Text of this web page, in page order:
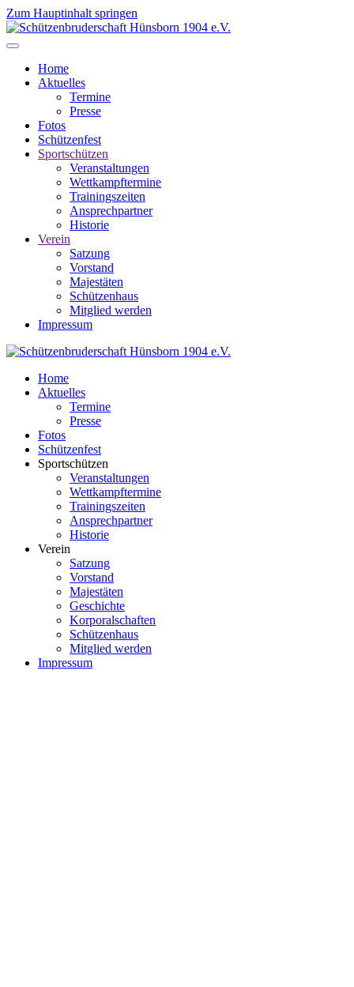
Zum Hauptinhalt springen
Home
Aktuelles
Termine
Presse
Fotos
Schützenfest
Sportschützen
Veranstaltungen
Wettkampftermine
Trainingszeiten
Ansprechpartner
Historie
Verein
Satzung
Vorstand
Majestäten
Schützenhaus
Mitglied werden
Impressum
Home
Aktuelles
Termine
Presse
Fotos
Schützenfest
Sportschützen
Veranstaltungen
Wettkampftermine
Trainingszeiten
Ansprechpartner
Historie
Verein
Satzung
Vorstand
Majestäten
Geschichte
Korporalschaften
Schützenhaus
Mitglied werden
Impressum